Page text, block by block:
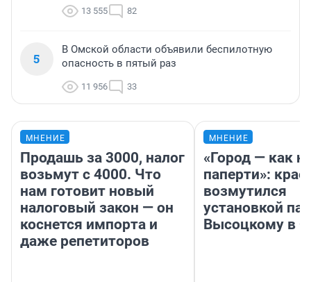
13 555 82
5
В Омской области объявили беспилотную
опасность в пятый раз
11 956 33
МНЕНИЕ
Продашь за 3000, налог
возьмут с 4000. Что
нам готовит новый
налоговый закон — он
коснется импорта и
даже репетиторов
МНЕНИЕ
«Город — как
паперти»:
возмутился
установкой
Высоцкому в